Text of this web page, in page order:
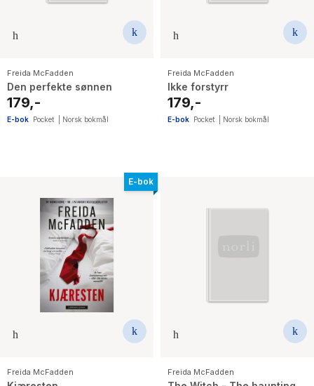
Freida McFadden
Den perfekte sønnen
179,-
E-bok Pocket Norsk bokmål
Freida McFadden
Ikke forstyrr
179,-
E-bok Pocket Norsk bokmål
E-bok
Freida McFadden Freida McFadden